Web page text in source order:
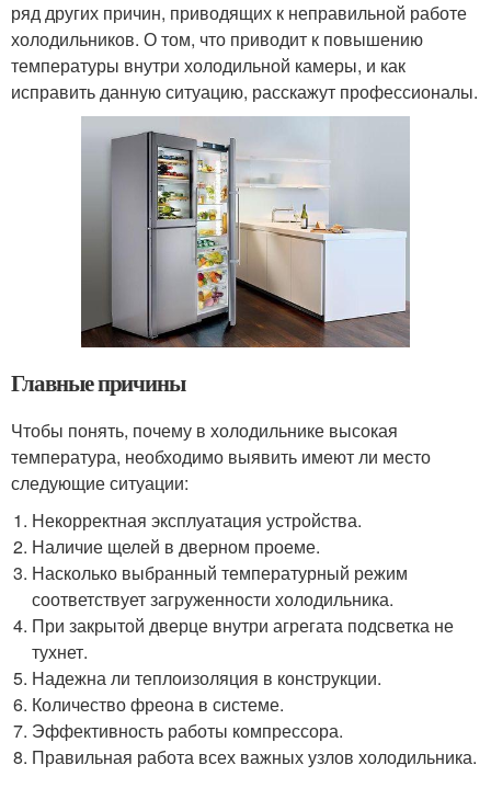
ряд других причин, приводящих к неправильной работе
холодильников. О том, что приводит к повышению
температуры внутри холодильной камеры, и как
исправить данную ситуацию, расскажут профессионалы.
Главные причины
Чтобы понять, почему в холодильнике высокая
температура, необходимо выявить имеют ли место
следующие ситуации:
Некорректная эксплуатация устройства.
Наличие щелей в дверном проеме.
Насколько выбранный температурный режим
соответствует загруженности холодильника.
При закрытой дверце внутри агрегата подсветка не
тухнет.
Надежна ли теплоизоляция в конструкции.
Количество фреона в системе.
Эффективность работы компрессора.
Правильная работа всех важных узлов холодильника.